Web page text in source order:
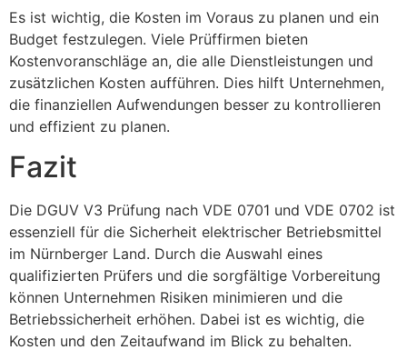
Es ist wichtig, die Kosten im Voraus zu planen und ein
Budget festzulegen. Viele Prüffirmen bieten
Kostenvoranschläge an, die alle Dienstleistungen und
zusätzlichen Kosten aufführen. Dies hilft Unternehmen,
die finanziellen Aufwendungen besser zu kontrollieren
und effizient zu planen.
Fazit
Die DGUV V3 Prüfung nach VDE 0701 und VDE 0702 ist
essenziell für die Sicherheit elektrischer Betriebsmittel
im Nürnberger Land. Durch die Auswahl eines
qualifizierten Prüfers und die sorgfältige Vorbereitung
können Unternehmen Risiken minimieren und die
Betriebssicherheit erhöhen. Dabei ist es wichtig, die
Kosten und den Zeitaufwand im Blick zu behalten.